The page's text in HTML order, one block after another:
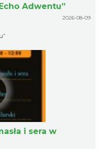
Adwentu”
2026-08-09
i sera w